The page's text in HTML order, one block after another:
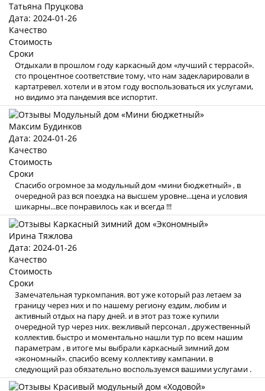
Татьяна Пруцкова
Дата: 2024-01-26
Качество
Стоимость
Сроки
Отдыхали в прошлом году каркасный дом «лучший с террасой».
сто процентное соответствие тому, что нам задекларировали в
картатревел. хотели и в этом году воспользоваться их услугами,
но видимо эта пандемия все испортит.
Максим Будинков
Дата: 2024-01-26
Качество
Стоимость
Сроки
Спасибо огромное за модульный дом «мини бюджетный» , в
очередной раз вся поездка на высшем уровне...цена и условия
шикарны...все понравилось как и всегда !!!
Ирина Тяжлова
Дата: 2024-01-26
Качество
Стоимость
Сроки
Замечательная туркомпания. вот уже который раз летаем за
границу через них и по нашему региону ездим, любим и
активный отдых на пару дней. и в этот раз тоже купили
очередной тур через них. вежливый персонал , дружественный
коллектив. быстро и моментально нашли тур по всем нашим
параметрам , в итоге мы выбрали каркасный зимний дом
«экономный». спасибо всему коллективу кампании. в
следующий раз обязательно воспользуемся вашими услугами .